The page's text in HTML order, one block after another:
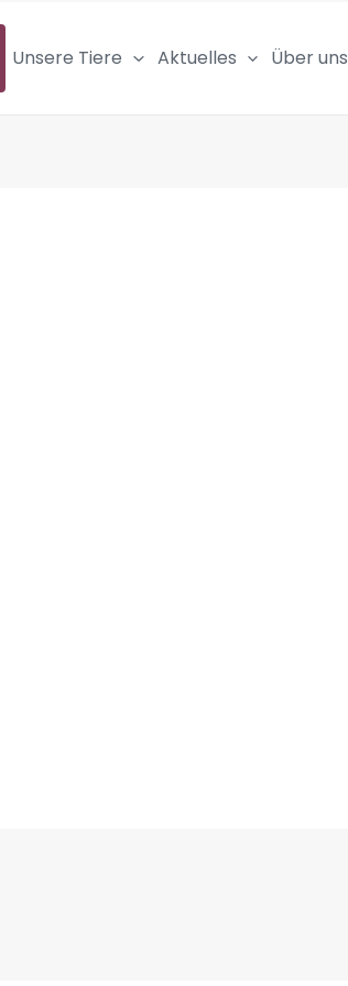
Unsere Tiere Aktuelles Über uns